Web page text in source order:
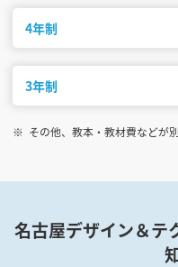
4年制
3年制
その他、教本・教材費などが
名古屋デザイン＆テ